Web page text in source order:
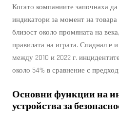
Когато компаниите започнаха
индикатори за момент на товара
близост около промяната на
правилата на играта. Спаднал е
между 2010 и 2022 г.
около 54% в сравнение с
Основни функции на
устройства за